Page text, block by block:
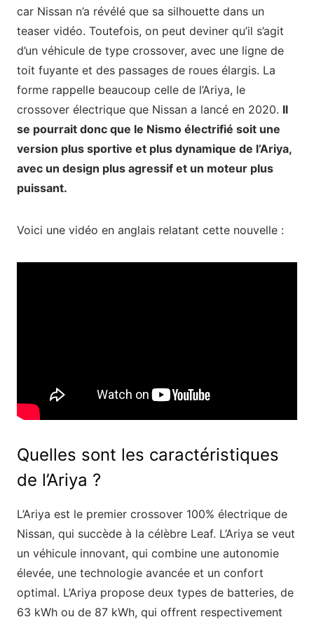
car Nissan n’a révélé que sa silhouette dans un
teaser vidéo. Toutefois, on peut deviner qu’il s’agit
d’un véhicule de type crossover, avec une ligne de
toit fuyante et des passages de roues élargis. La
forme rappelle beaucoup celle de l’Ariya, le
crossover électrique que Nissan a lancé en 2020. Il
se pourrait donc que le Nismo électrifié soit une
version plus sportive et plus dynamique de l’Ariya,
avec un design plus agressif et un moteur plus
puissant.
Voici une vidéo en anglais relatant cette nouvelle :
Quelles sont les caractéristiques
de l’Ariya ?
L’Ariya est le premier crossover 100% électrique de
Nissan, qui succède à la célèbre Leaf. L’Ariya se veut
un véhicule innovant, qui combine une autonomie
élevée, une technologie avancée et un confort
optimal. L’Ariya propose deux types de batteries, de
63 kWh ou de 87 kWh, qui offrent respectivement